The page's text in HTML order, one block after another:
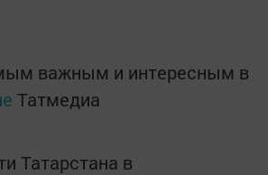
важным и интересным в
Татмедиа
Татарстана в